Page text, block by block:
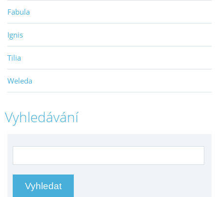
Fabula
Ignis
Tilia
Weleda
Vyhledávání